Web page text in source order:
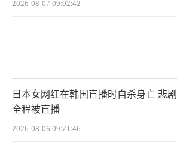
2026-08-07 09:02:42
日本女网红在韩国直播时自杀身亡 悲剧
全程被直播
2026-08-06 09:21:46